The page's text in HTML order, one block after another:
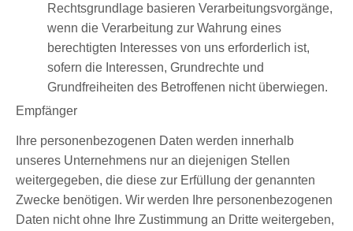
Rechtsgrundlage basieren Verarbeitungsvorgänge,
wenn die Verarbeitung zur Wahrung eines
berechtigten Interesses von uns erforderlich ist,
sofern die Interessen, Grundrechte und
Grundfreiheiten des Betroffenen nicht überwiegen.
Empfänger
Ihre personenbezogenen Daten werden innerhalb
unseres Unternehmens nur an diejenigen Stellen
weitergegeben, die diese zur Erfüllung der genannten
Zwecke benötigen. Wir werden Ihre personenbezogenen
Daten nicht ohne Ihre Zustimmung an Dritte weitergeben,